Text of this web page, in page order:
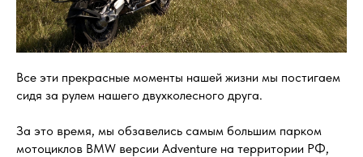
Все эти прекрасные моменты нашей жизни мы постигаем
сидя за рулем нашего двухколесного друга.
За это время, мы обзавелись самым большим парком
мотоциклов BMW версии Adventure на территории РФ,